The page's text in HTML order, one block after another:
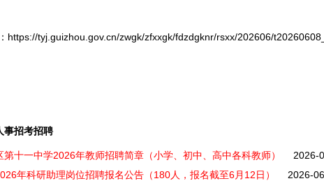
tyj.guizhou.gov.cn/zwgk/zfxxgk/fdzdgknr/rsxx/202606/
事招考招聘
十一中学2026年教师招聘简章（小学、初中、高中各科教师）
2026-
年科研助理岗位招聘报名公告（180人，报名截至6月12日）
2026-